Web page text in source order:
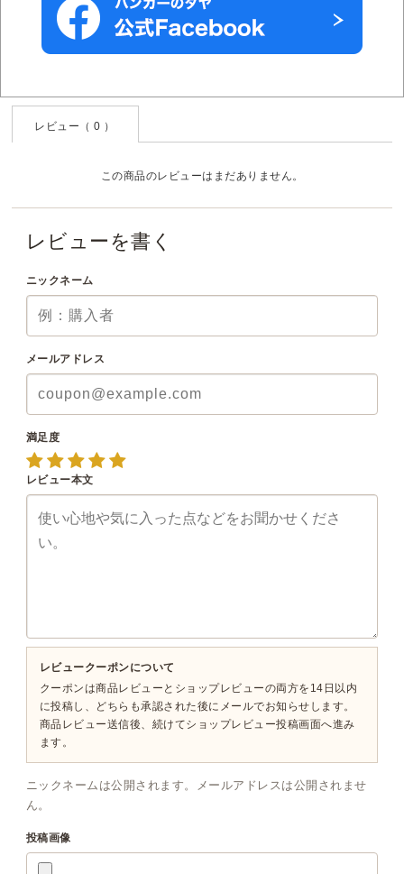
レビュー（ 0 ）
この商品のレビューはまだありません。
レビューを書く
ニックネーム
メールアドレス
満足度
レビュー本文
レビュークーポンについて
クーポンは商品レビューとショップレビューの両方を14日以内
に投稿し、どちらも承認された後にメールでお知らせします。
商品レビュー送信後、続けてショップレビュー投稿画面へ進み
ます。
ニックネームは公開されます。メールアドレスは公開されませ
ん。
投稿画像